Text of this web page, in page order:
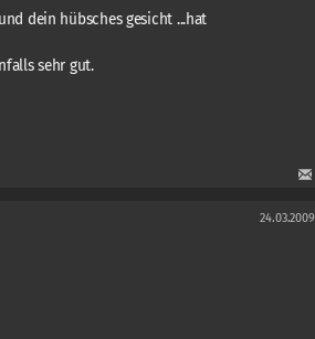
dein hübsches gesicht ...hat
sehr gut.
24.03.2009